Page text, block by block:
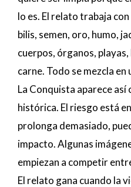
lo es. El relato trabaja
bilis, semen, oro, humo,
cuerpos, órganos,
carne. Todo se mezcla
La Conquista aparece
histórica. El riesgo está
prolonga demasiado,
impacto. Algunas
empiezan a competir
El relato gana cuando la